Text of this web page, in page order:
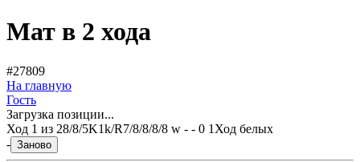
Мат в 2 хода
#27809
На главную
Гость
Загрузка позиции...
Ход 1 из 28/8/5K1k/R7/8/8/8/8 w - - 0 1 Ход белых
- Заново